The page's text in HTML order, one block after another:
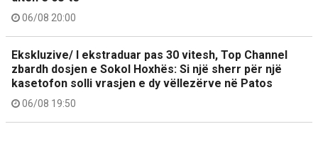
06/08 20:00
Ekskluzive/ I ekstraduar pas 30 vitesh, Top Channel
zbardh dosjen e Sokol Hoxhës: Si një sherr për një
kasetofon solli vrasjen e dy vëllezërve në Patos
06/08 19:50